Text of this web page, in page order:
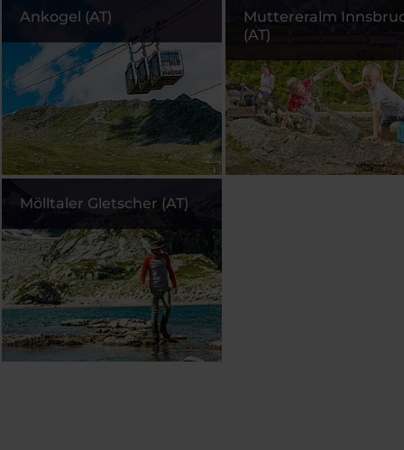
Ankogel (AT)
Muttereralm
(AT)
Mölltaler Gletscher (AT)